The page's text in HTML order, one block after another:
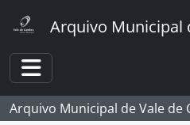
Arquivo Municipal
Toggle navigation
Arquivo Municipal de Vale de